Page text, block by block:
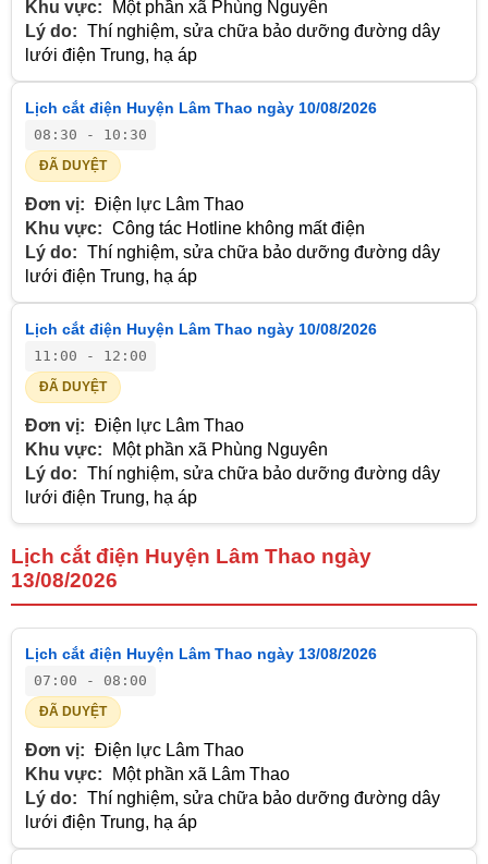
Khu vực:
Một phần xã Phùng Nguyên
Lý do: Thí nghiệm, sửa chữa bảo dưỡng đường dây
lưới điện Trung, hạ áp
Lịch cắt điện Huyện Lâm Thao ngày 10/08/2026
08:30 - 10:30
ĐÃ DUYỆT
Đơn vị: Điện lực Lâm Thao
Khu vực: Công tác Hotline không mất điện
Lý do: Thí nghiệm, sửa chữa bảo dưỡng đường dây
lưới điện Trung, hạ áp
Lịch cắt điện Huyện Lâm Thao ngày 10/08/2026
11:00 - 12:00
ĐÃ DUYỆT
Đơn vị: Điện lực Lâm Thao
Khu vực:
Một phần xã Phùng Nguyên
Lý do: Thí nghiệm, sửa chữa bảo dưỡng đường dây
lưới điện Trung, hạ áp
Lịch cắt điện Huyện Lâm Thao ngày
13/08/2026
Lịch cắt điện Huyện Lâm Thao ngày 13/08/2026
07:00 - 08:00
ĐÃ DUYỆT
Đơn vị: Điện lực Lâm Thao
Khu vực:
Một phần xã Lâm Thao
Lý do: Thí nghiệm, sửa chữa bảo dưỡng đường dây
lưới điện Trung, hạ áp